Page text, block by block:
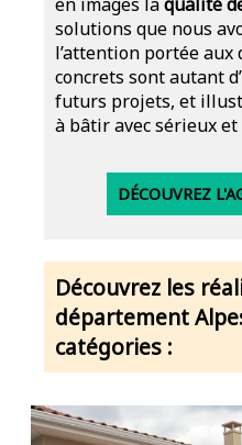
solutions que nous
l’attention portée aux
concrets sont autant
futurs projets, et
à bâtir avec sérieux et
DÉCOUVREZ
Découvrez les
département
catégories :